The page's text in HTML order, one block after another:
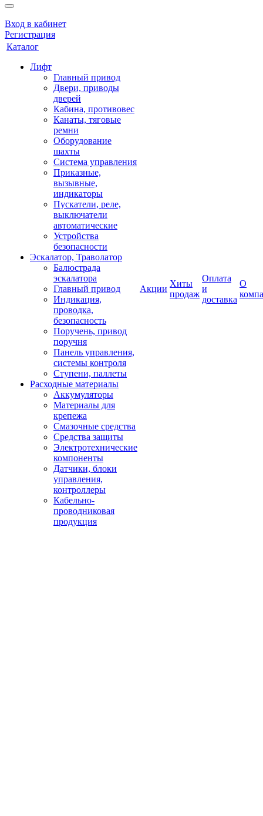
Вход в кабинет
Регистрация
Каталог
Лифт
Главный привод
Двери, приводы
дверей
Кабина, противовес
Канаты, тяговые
ремни
Оборудование
шахты
Система управления
Приказные,
вызывные,
индикаторы
Пускатели, реле,
выключатели
автоматические
Устройства
безопасности
Эскалатор, Траволатор
Балюстрада
эскалатора
Главный привод
Индикация,
проводка,
безопасность
Поручень, привод
поручня
Панель управления,
системы контроля
Ступени, паллеты
Расходные материалы
Аккумуляторы
Материалы для
крепежа
Смазочные средства
Средства защиты
Электротехнические
компоненты
Датчики, блоки
управления,
контроллеры
Кабельно-
проводниковая
продукция
Акции
Хиты
продаж
Оплата
и
доставка
О